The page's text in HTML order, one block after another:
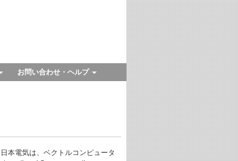
お問い合わせ・ヘルプ
本電気は、ベクトルコンピュータ